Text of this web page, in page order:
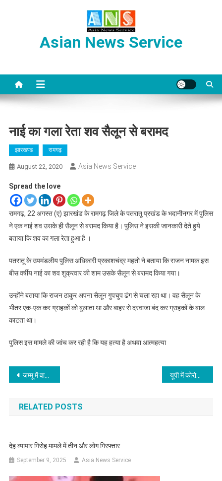
Asian News Service
नाई का गला रेता शव सैलून से बरामद
झारखण्ड रामगढ़
August 22, 2020 Asia News Service
Spread the love
रामगढ़, 22 अगस्त (ए) झारखंड के रामगढ़ जिले के पतरातू प्रखंड के भदानीनगर में पुलिस
ने एक नाई शव उसके ही सैलून से बरामद किया है। पुलिस ने इसकी जानकारी देते हुये
बताया कि शव का गला रेता हुआ है ।
पतरातू के उपमंडलीय पुलिस अधिकारी प्रकाशचंद्र महतो ने बताया कि राजन नामक इस
बीस वर्षीय नाई का शव शुक्रवार की शाम उसके सैलून से बरामद किया गया।
उन्होंने बताया कि राजन ठाकुर अपना सैलून गुपचुप ढंग से चला रहा था। वह सैलून के
भीतर एक-एक कर ग्राहकों को बुलाता था और बाहर से दरवाजा बंद कर ग्राहकों के बाल
काटता था।
पुलिस इस मामले की जांच कर रही है कि यह हत्या है अथवा आत्महत्या
Post
navigation
जम्मू में वायु सेना के अधिकारी ने खुदकुशी की यूपी में कोरोना के रिकॉर्ड 5375 नए मामले, 70 की मौत
RELATED POSTS
देह व्यापार गिरोह मामले में तीन और लोग गिरफ्तार
September 9, 2025 Asia News Service